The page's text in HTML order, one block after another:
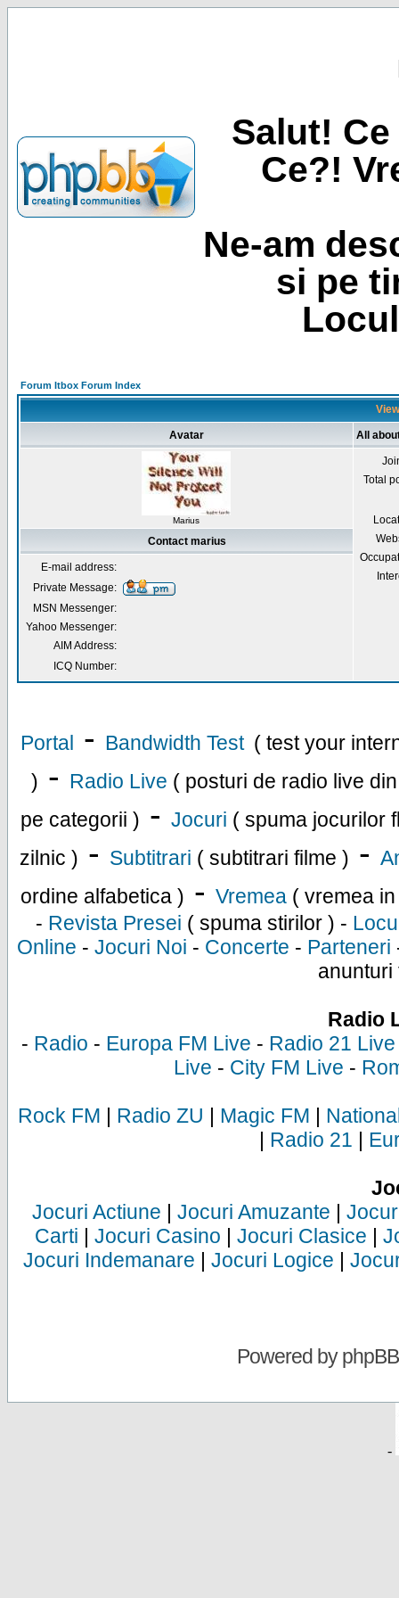
Salut!
Ce?!
Ne-am
si pe
Forum Itbox Forum Index
Avatar All
Marius
Total
Contact marius
E-mail address:
Private Message:
MSN Messenger:
Yahoo Messenger:
AIM Address:
ICQ Number:
Portal - Bandwidth Test ( test your
) - Radio Live ( posturi de radio live
pe categorii ) - Jocuri ( spuma jocurilor
zilnic ) - Subtitrari ( subtitrari filme ) -
ordine alfabetica ) - Vremea ( vremea
- Revista Presei ( spuma stirilor ) -
Online - Jocuri Noi - Concerte - Parteneri
anunturi
Radio
- Radio - Europa FM Live - Radio 21 Live
Live - City FM Live -
Rock FM | Radio ZU | Magic FM |
| Radio 21 |
Jocuri Actiune | Jocuri Amuzante |
Carti | Jocuri Casino | Jocuri Clasice |
Jocuri Indemanare | Jocuri Logice |
Powered byphpBB
-